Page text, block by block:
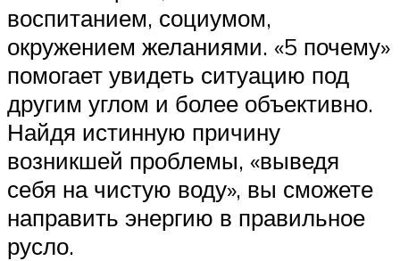
воспитанием, социумом,
окружением желаниями. «5 почему»
помогает увидеть ситуацию под
другим углом и более объективно.
Найдя истинную причину
возникшей проблемы, «выведя
себя на чистую воду», вы сможете
направить энергию в правильное
русло.